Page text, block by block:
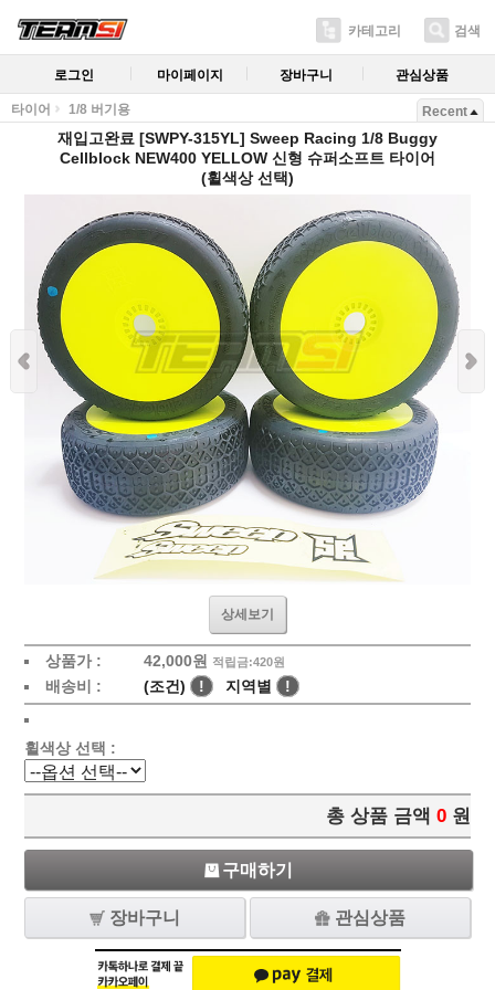
카테고리 검색
로그인 마이페이지 장바구니 관심상품
타이어 1/8 버기용 Recent
재입고완료 [SWPY-315YL] Sweep Racing 1/8 Buggy
Cellblock NEW400 YELLOW 신형 슈퍼소프트 타이어
(휠색상 선택)
상세보기
상품가 : 42,000원 적립금:420원
배송비 : (조건) ! 지역별 !
휠색상 선택 :
총 상품 금액 0 원
구매하기
장바구니 관심상품